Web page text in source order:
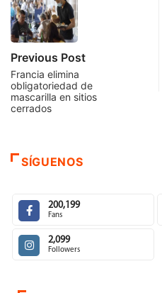
Previous Post
Francia elimina
obligatoriedad de
mascarilla en sitios
cerrados
SÍGUENOS
200,199
Fans
2,099
Followers